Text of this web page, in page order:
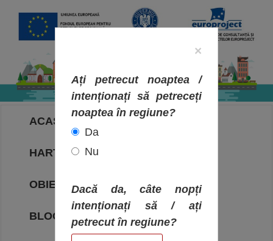
ACASA
HARTA OBIECTIVELOR
OBIECTIVE
BLOG
×
Ați petrecut noaptea /
intenționați să petreceți
noaptea în regiune?
Da
Nu
Dacă da, câte nopți
intenționați să / ați
petrecut în regiune?